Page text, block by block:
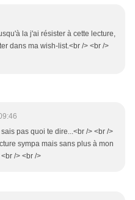
la j'ai résister à cette lecture,
dans ma wish-list.<br /> <br />
pas quoi te dire...<br /> <br />
sympa mais sans plus à mon
/> <br />